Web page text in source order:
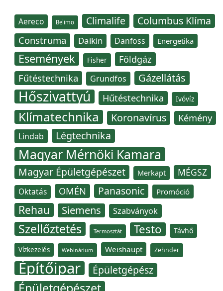
Aereco Belimo Climalife Columbus Klíma
Construma Daikin Danfoss Energetika
Események Fisher Földgáz
Fűtéstechnika Grundfos Gázellátás
Hőszivattyú Hűtéstechnika Ivóvíz
Klímatechnika Koronavírus Kémény
Lindab Légtechnika
Magyar Mérnöki Kamara
Magyar Épületgépészet Merkapt MÉGSZ
Oktatás OMÉN Panasonic Promóció
Rehau Siemens Szabványok
Szellőztetés Termosztát Testo Távhő
Vízkezelés Webinárium Weishaupt Zehnder
Építőipar Épületgépész